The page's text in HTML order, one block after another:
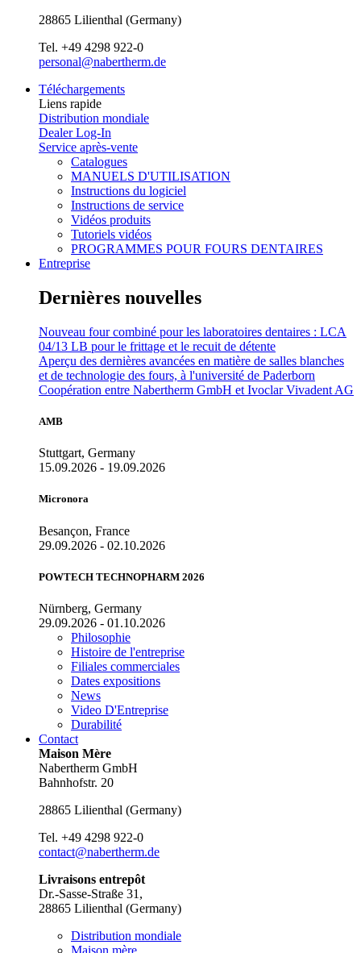
28865 Lilienthal (Germany)
Tel. +49 4298 922-0
personal@nabertherm.de
Téléchargements
Liens rapide
Distribution mondiale
Dealer Log-In
Service après-vente
Catalogues
MANUELS D'UTILISATION
Instructions du logiciel
Instructions de service
Vidéos produits
Tutoriels vidéos
PROGRAMMES POUR FOURS DENTAIRES
Entreprise
Dernières nouvelles
Nouveau four combiné pour les laboratoires dentaires : LCA
04/13 LB pour le frittage et le recuit de détente
Aperçu des dernières avancées en matière de salles blanches
et de technologie des fours, à l'université de Paderborn
Coopération entre Nabertherm GmbH et Ivoclar Vivadent AG
AMB
Stuttgart, Germany
15.09.2026 - 19.09.2026
Micronora
Besançon, France
29.09.2026 - 02.10.2026
POWTECH TECHNOPHARM 2026
Nürnberg, Germany
29.09.2026 - 01.10.2026
Philosophie
Histoire de l'entreprise
Filiales commerciales
Dates expositions
News
Video D'Entreprise
Durabilité
Contact
Maison Mère
Nabertherm GmbH
Bahnhofstr. 20
28865 Lilienthal (Germany)
Tel. +49 4298 922-0
contact@nabertherm.de
Livraisons entrepôt
Dr.-Sasse-Straße 31,
28865 Lilienthal (Germany)
Distribution mondiale
Maison mère